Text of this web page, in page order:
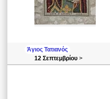
Άγιος Τατιανός
12 Σεπτεμβρίου >